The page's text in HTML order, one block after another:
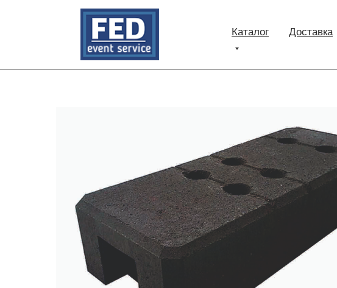
Каталог Доставка